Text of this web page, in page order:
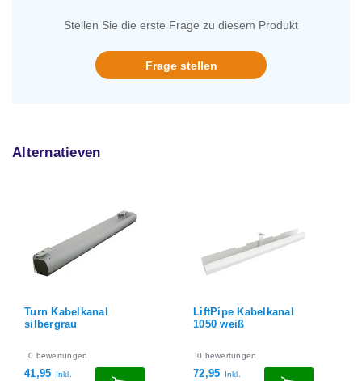
Stellen Sie die erste Frage zu diesem Produkt
Frage stellen
Alternatieven
Turn Kabelkanal
silbergrau
0 bewertungen
41,95
Inkl.
LiftPipe Kabelkanal
1050 weiß
0 bewertungen
72,95
Inkl.